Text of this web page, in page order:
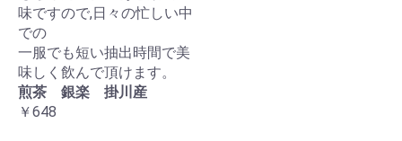
味ですので,日々の忙しい中
での
一服でも短い抽出時間で美
味しく飲んで頂けます。
煎茶 銀楽 掛川産
￥648